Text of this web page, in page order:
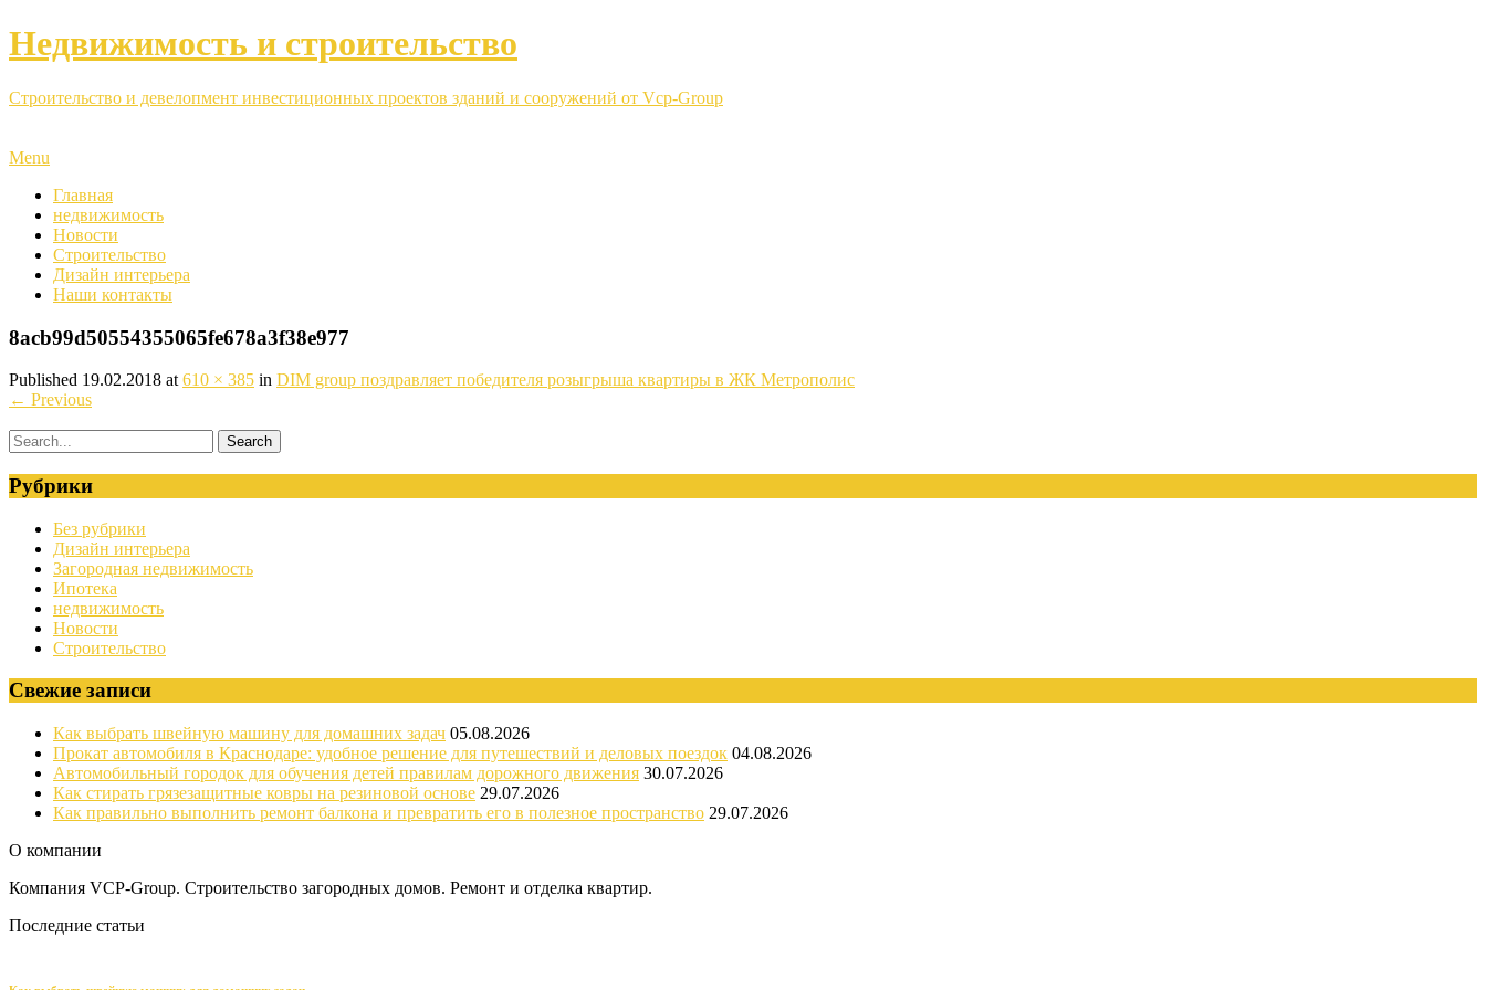
Недвижимость и строительство
Строительство и девелопмент инвестиционных проектов зданий и сооружений от Vcp-Group
Menu
Главная
недвижимость
Новости
Строительство
Дизайн интерьера
Наши контакты
8acb99d50554355065fe678a3f38e977
Published 19.02.2018 at 610 × 385 in DIM group поздравляет победителя розыгрыша квартиры в ЖК Метрополис
← Previous
Рубрики
Без рубрики
Дизайн интерьера
Загородная недвижимость
Ипотека
недвижимость
Новости
Строительство
Свежие записи
Как выбрать швейную машину для домашних задач 05.08.2026
Прокат автомобиля в Краснодаре: удобное решение для путешествий и деловых поездок 04.08.2026
Автомобильный городок для обучения детей правилам дорожного движения 30.07.2026
Как стирать грязезащитные ковры на резиновой основе 29.07.2026
Как правильно выполнить ремонт балкона и превратить его в полезное пространство 29.07.2026
О компании
Компания VCP-Group. Строительство загородных домов. Ремонт и отделка квартир.
Последние статьи